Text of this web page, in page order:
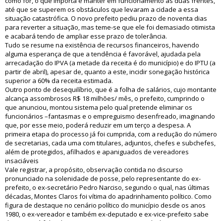
até que se superem os obstáculos que levaram a cidade a essa
situação catastrófica. O novo prefeito pediu prazo de noventa dias
para reverter a situação, mas teme-se que ele foi demasiado otimista
e acabará tendo de ampliar esse prazo de tolerância.
Tudo se resume na existência de recursos financeiros, havendo
alguma esperança de que a tendência é favorável, ajudada pela
arrecadação do IPVA (a metade da receita é do município) e do IPTU (a
partir de abril), apesar de, quanto a este, incidir sonegação histórica
superior a 60% da receita estimada.
Outro ponto de desequilíbrio, que é a folha de salários, cujo montante
alcança assombrosos R$ 18 milhões/ mês, o prefeito, cumprindo o
que anunciou, montou sistema pelo qual pretende eliminar os
funcionários –fantasmas e o empreguismo desenfreado, imaginando
que, por esse meio, poderá reduzir em um terço a despesa. A
primeira etapa do processo já foi cumprida, com a redução do número
de secretarias, cada uma com titulares, adjuntos, chefes e subchefes,
além de protegidos, afilhados e apaniguados de vereadores
insaciáveis
Vale registrar, a propósito, observação contida no discurso
pronunciado na solenidade de posse, pelo representante do ex-
prefeito, o ex-secretário Pedro Narciso, segundo o qual, nas últimas
décadas, Montes Claros foi vítima do apadrinhamento político. Como
figura de destaque no cenário político do município desde os anos
1980, o ex-vereador e também ex-deputado e ex-vice-prefeito sabe